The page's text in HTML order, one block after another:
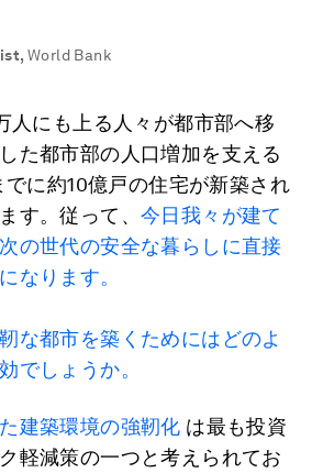
, World Bank
人にも上る人々が都市部へ移
た都市部の人口増加を支える
に約10億戸の住宅が新築され
す。従って、 今日我々が建て
の世代の安全な暮らしに直接
なります。
な都市を築くためにはどのよ
でしょうか。
建築環境の強靭化 は最も投資
軽減策の一つと考えられてお